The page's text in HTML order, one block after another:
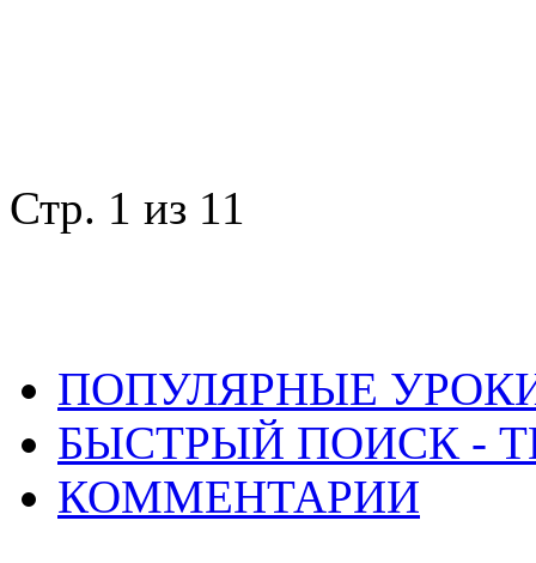
Стр. 1 из 11
ПОПУЛЯРНЫЕ
БЫСТРЫЙ ПОИСК -
КОММЕНТАРИИ